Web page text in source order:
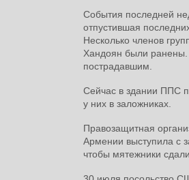
События последней
отпустившая
Несколько членов
Хандоян были ранены.
пострадавшим.
Сейчас в здании ППС
у них в заложниках.
Правозащитная
Армении выступила с
чтобы мятежники